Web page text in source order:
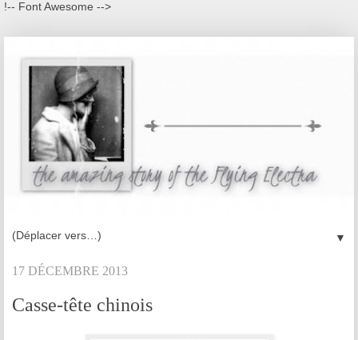
!-- Font Awesome -->
▼
17 DÉCEMBRE 2013
Casse-tête chinois